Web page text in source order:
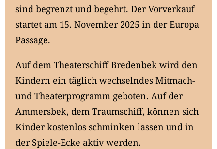
sind begrenzt und begehrt. Der Vorverkauf
startet am 15. November 2025 in der Europa
Passage.
Auf dem Theaterschiff Bredenbek wird den
Kindern ein täglich wechselndes Mitmach-
und Theaterprogramm geboten. Auf der
Ammersbek, dem Traumschiff, können sich
Kinder kostenlos schminken lassen und in
der Spiele-Ecke aktiv werden.